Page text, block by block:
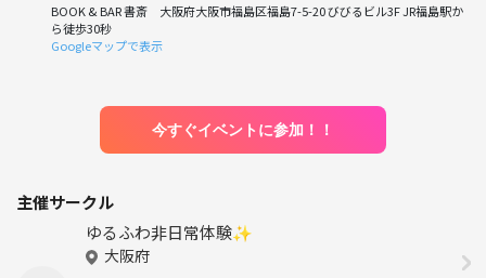
BOOK & BAR 書斎 大阪府大阪市福島区福島7-5-20 びびるビル3F JR福島駅か
ら徒歩30秒
Googleマップで表示
今すぐイベントに参加！！
主催サークル
ゆるふわ非日常体験✨
大阪府